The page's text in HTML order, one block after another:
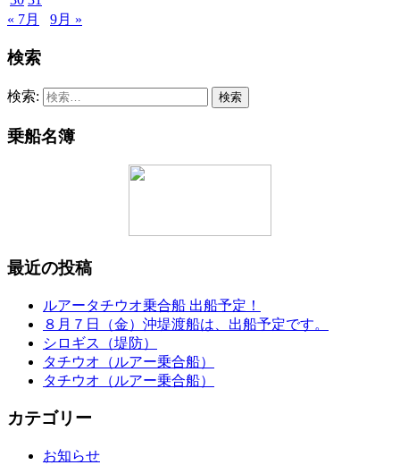
« 7月
9月 »
検索
検索:
乗船名簿
最近の投稿
ルアータチウオ乗合船 出船予定！
８月７日（金）沖堤渡船は、出船予定です。
シロギス（堤防）
タチウオ（ルアー乗合船）
タチウオ（ルアー乗合船）
カテゴリー
お知らせ